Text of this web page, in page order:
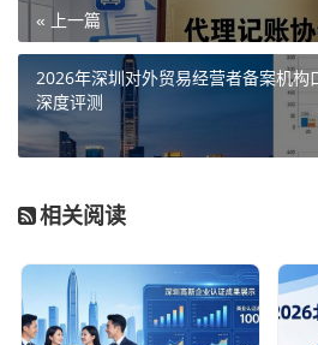
« 上一篇
2026年深圳对外贸易经营者备案机构
深度评测
相关阅读